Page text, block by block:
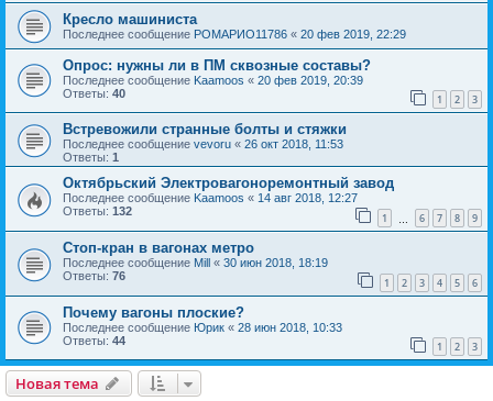
Кресло машиниста
Последнее сообщение РОМАРИО11786 « 20 фев 2019, 22:29
Опрос: нужны ли в ПМ сквозные составы?
Последнее сообщение Kaamoos « 20 фев 2019, 20:39
Ответы: 40 1 2 3
Встревожили странные болты и стяжки
Последнее сообщение vevoru « 26 окт 2018, 11:53
Ответы: 1
Октябрьский Электровагоноремонтный завод
Последнее сообщение Kaamoos « 14 авг 2018, 12:27
Ответы: 132 1 6 7 8 9
Стоп-кран в вагонах метро
Последнее сообщение Mill « 30 июн 2018, 18:19
Ответы: 76 1 2 3 4 5 6
Почему вагоны плоские?
Последнее сообщение Юрик « 28 июн 2018, 10:33
Ответы: 44 1 2 3
Новая тема